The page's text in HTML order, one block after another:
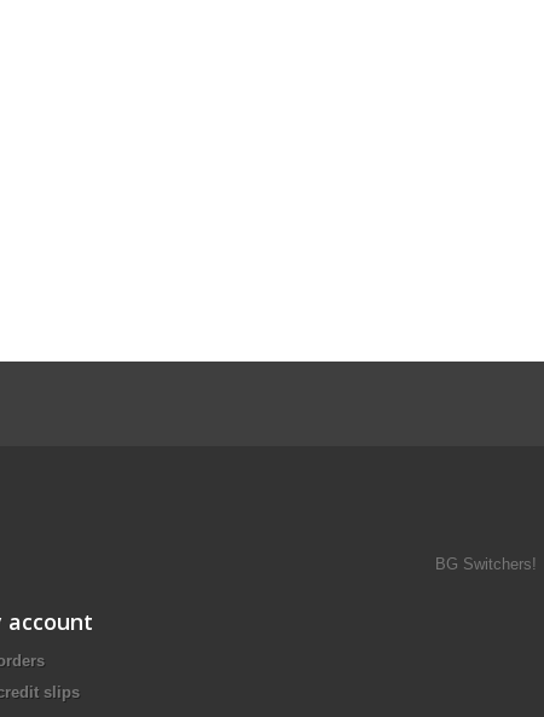
account
slips
BG Switchers!